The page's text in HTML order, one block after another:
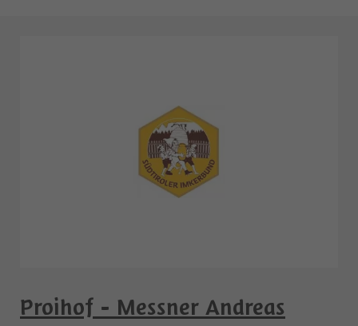
Proihof - Messner Andreas